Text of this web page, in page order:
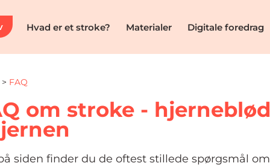
Hvad er et stroke? Materialer Digitale foredrag
> FAQ
om stroke -
siden finder du de oftest stillede spørgsmål